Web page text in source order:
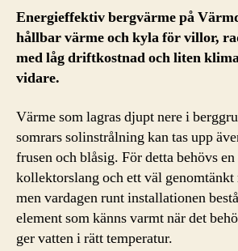
Energieffektiv bergvärme på
hållbar värme och kyla för villor,
med låg driftkostnad och liten
vidare.
Värme som lagras djupt nere i
somrars solinstrålning kan tas upp
frusen och blåsig. För detta behövs
kollektorslang och ett väl genomtänkt
men vardagen runt installationen
element som känns varmt när det
ger vatten i rätt temperatur.